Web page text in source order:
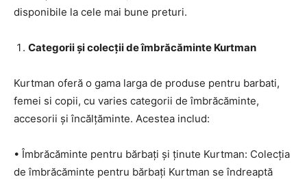
disponibile la cele mai bune preturi.
Categorii și colecții de îmbrăcăminte Kurtman
Kurtman oferă o gama larga de produse pentru barbati,
femei si copii, cu varies categorii de îmbrăcăminte,
accesorii și încălțăminte. Acestea includ:
• Îmbrăcăminte pentru bărbați și ținute Kurtman: Colecția
de îmbrăcăminte pentru bărbați Kurtman se îndreaptă